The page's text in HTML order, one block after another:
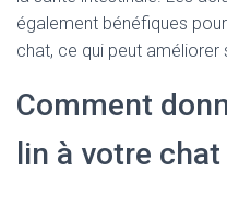
également bénéfiques
chat, ce qui peut améliorer
Comment
lin à votre chat